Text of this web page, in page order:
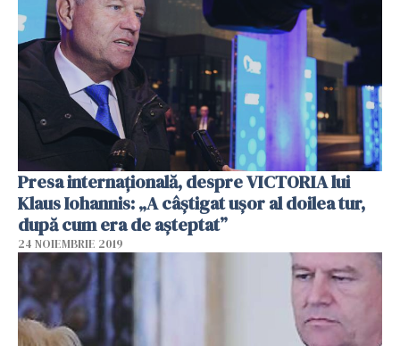
Presa internaţională, despre VICTORIA lui
Klaus Iohannis: „A câştigat uşor al doilea tur,
după cum era de aşteptat”
24 NOIEMBRIE 2019